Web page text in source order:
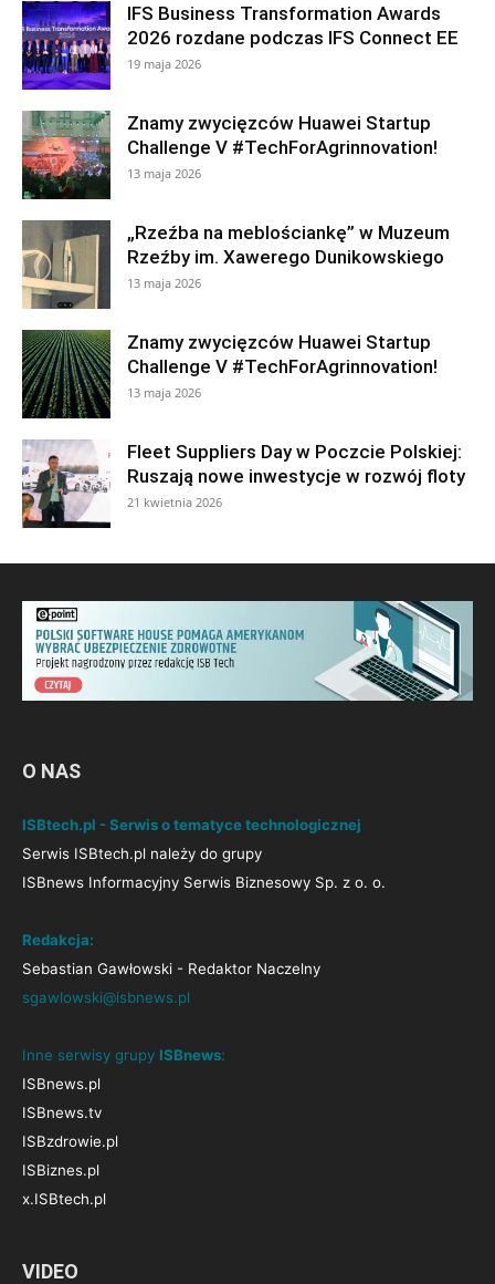
IFS Business Transformation Awards
2026 rozdane podczas IFS Connect EE
19 maja 2026
Znamy zwycięzców Huawei Startup
Challenge V #TechForAgrinnovation!
13 maja 2026
„Rzeźba na meblościankę” w Muzeum
Rzeźby im. Xawerego Dunikowskiego
13 maja 2026
Znamy zwycięzców Huawei Startup
Challenge V #TechForAgrinnovation!
13 maja 2026
Fleet Suppliers Day w Poczcie Polskiej:
Ruszają nowe inwestycje w rozwój floty
21 kwietnia 2026
O NAS
ISBtech.pl - Serwis o tematyce technologicznej
Serwis ISBtech.pl należy do grupy
ISBnews Informacyjny Serwis Biznesowy Sp. z o. o.
Redakcja:
Sebastian Gawłowski - Redaktor Naczelny
sgawlowski@isbnews.pl
Inne serwisy grupy ISBnews:
ISBnews.pl
ISBnews.tv
ISBzdrowie.pl
ISBiznes.pl
x.ISBtech.pl
VIDEO